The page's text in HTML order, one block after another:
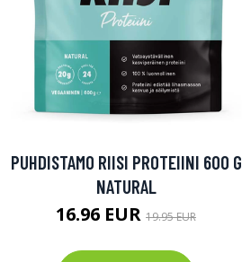
PUHDISTAMO RIISI PROTEIINI 600 G
NATURAL
16.96 EUR 19.95 EUR